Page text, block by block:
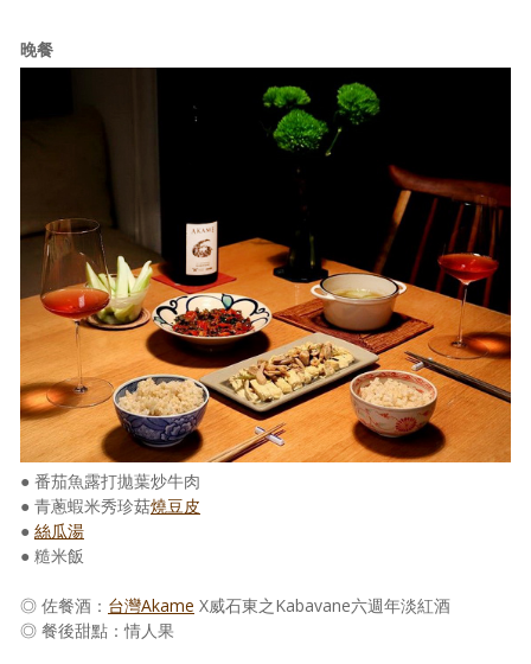
晚餐
● 番茄魚露打拋葉炒牛肉
● 青蔥蝦米秀珍菇燒豆皮
● 絲瓜湯
● 糙米飯
◎ 佐餐酒： 台灣Akame X威石東之Kabavane六週年淡紅酒
◎ 餐後甜點：情人果